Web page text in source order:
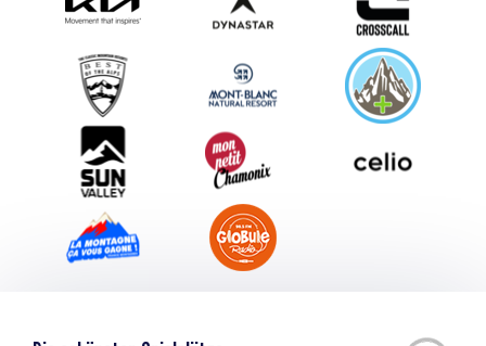
Schlagen Sie Ihr Event vor
Service groupes et séminaires
Herunterladen
Tourismus & Behinderung